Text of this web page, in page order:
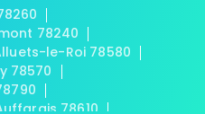
78240
le-Roi 78580
78570
78610